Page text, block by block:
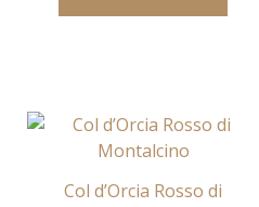
Col d’Orcia Rosso di